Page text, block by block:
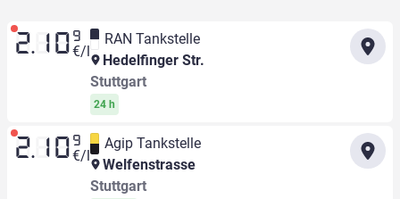
2.10 9
€/l
RAN Tankstelle
Hedelfinger Str.
Stuttgart
24 h
2.10 9
€/l
Agip Tankstelle
Welfenstrasse
Stuttgart